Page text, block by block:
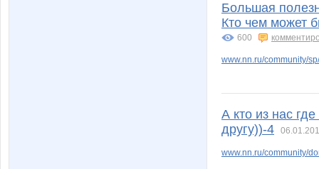
Большая
Кто чем может
600
www.nn.ru/community/
А кто из нас
другу))-4
www.nn.ru/community/